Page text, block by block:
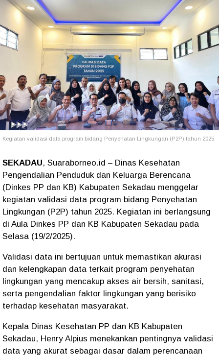
Kegiatan validasi data program bidang Penyehatan Lingkungan (P2P) tahun 2025.
SEKADAU, Suaraborneo.id – Dinas Kesehatan
Pengendalian Penduduk dan Keluarga Berencana
(Dinkes PP dan KB) Kabupaten Sekadau menggelar
kegiatan validasi data program bidang Penyehatan
Lingkungan (P2P) tahun 2025. Kegiatan ini berlangsung
di Aula Dinkes PP dan KB Kabupaten Sekadau pada
Selasa (19/2/2025).
Validasi data ini bertujuan untuk memastikan akurasi
dan kelengkapan data terkait program penyehatan
lingkungan yang mencakup akses air bersih, sanitasi,
serta pengendalian faktor lingkungan yang berisiko
terhadap kesehatan masyarakat.
Kepala Dinas Kesehatan PP dan KB Kabupaten
Sekadau, Henry Alpius menekankan pentingnya validasi
data yang akurat sebagai dasar dalam perencanaan